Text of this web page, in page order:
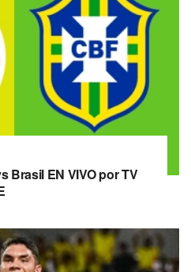
Brasil EN VIVO por TV